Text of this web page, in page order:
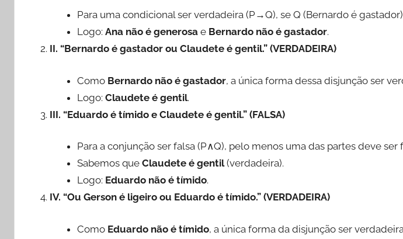
Para uma condicional ser verdadeira (P→Q), se Q (Bernardo é
Logo: Ana não é generosa e Bernardo não é gastador.
II. “Bernardo é gastador ou Claudete é gentil.” (VERDADEIRA)
Como Bernardo não é gastador, a única forma dessa disjunção ser
Logo: Claudete é gentil.
III. “Eduardo é tímido e Claudete é gentil.” (FALSA)
Para a conjunção ser falsa (P∧Q), pelo menos uma das partes deve ser
Sabemos que Claudete é gentil(verdadeira).
Logo: Eduardo não é tímido.
IV. “Ou Gerson é ligeiro ou Eduardo é tímido.” (VERDADEIRA)
Como Eduardo não é tímido, a única forma da disjunção ser